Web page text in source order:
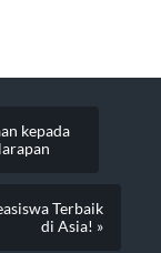
kepada
Terbaik
di Asia! »